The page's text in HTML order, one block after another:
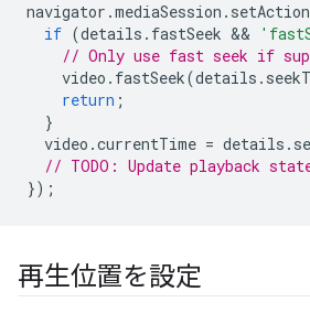
navigator .mediaSession .
if (details . fastSeek &&
// Only use fast seek if
video . fastSeek(details .
return ;
}
video .currentTime = details .
// TODO: Update playback
});
再生位置を設定